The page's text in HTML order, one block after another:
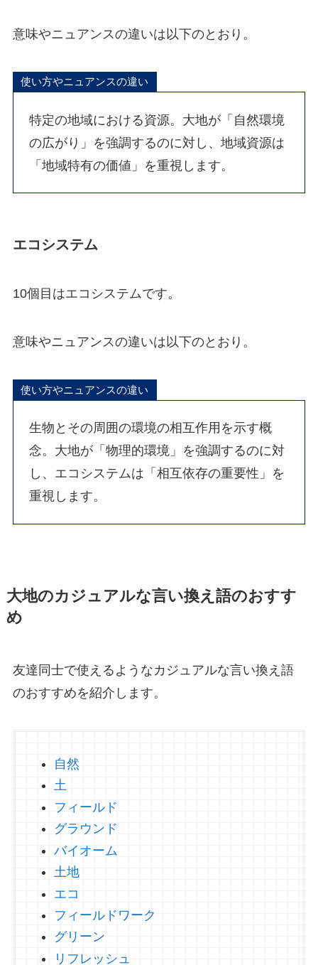
意味やニュアンスの違いは以下のとおり。
使い方やニュアンスの違い
特定の地域における資源。大地が「自然環境
の広がり」を強調するのに対し、地域資源は
「地域特有の価値」を重視します。
エコシステム
10個目はエコシステムです。
意味やニュアンスの違いは以下のとおり。
使い方やニュアンスの違い
生物とその周囲の環境の相互作用を示す概
念。大地が「物理的環境」を強調するのに対
し、エコシステムは「相互依存の重要性」を
重視します。
大地のカジュアルな言い換え語のおすす
め
友達同士で使えるようなカジュアルな言い換え語
のおすすめを紹介します。
自然
土
フィールド
グラウンド
バイオーム
土地
エコ
フィールドワーク
グリーン
リフレッシュ